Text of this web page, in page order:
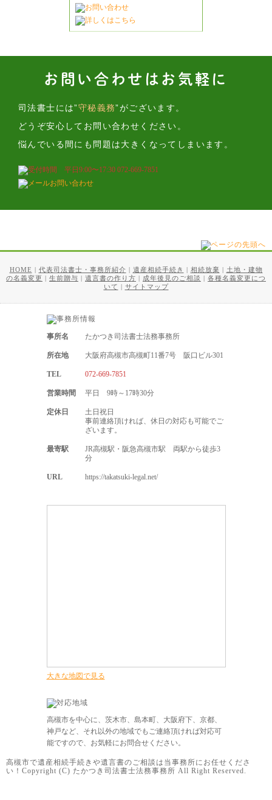
お問い合わせはお気軽に
司法書士には”守秘義務”がございます。
どうぞ安心してお問い合わせください。
悩んでいる間にも問題は大きくなってしまいます。
HOME | 代表司法書士・事務所紹介 | 遺産相続手続き | 相続放棄 | 土地・建物
の名義変更 | 生前贈与 | 遺言書の作り方 | 成年後見のご相談 | 各種名義変更につ
いて | サイトマップ
事所名 たかつき司法書士法務事務所
所在地 大阪府高槻市高槻町11番7号 阪口ビル301
TEL 072-669-7851
営業時間 平日 9時～17時30分
定休日
土日祝日
事前連絡頂ければ、休日の対応も可能でご
ざいます。
最寄駅
JR高槻駅・阪急高槻市駅 両駅から徒歩3
分
URL https://takatsuki-legal.net/
大きな地図で見る
高槻市を中心に、茨木市、島本町、大阪府下、京都、
神戸など、それ以外の地域でもご連絡頂ければ対応可
能ですので、お気軽にお問合せください。
高槻市で遺産相続手続きや遺言書のご相談は当事務所にお任せくださ
い！Copyright (C) たかつき司法書士法務事務所 All Right Reserved.